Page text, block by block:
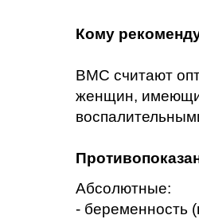
Кому
ВМС считают
женщин,
Абсолютные:
- беременность